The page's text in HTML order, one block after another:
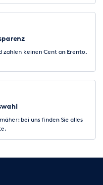
keinen Cent an Erento.
bei uns finden Sie alles